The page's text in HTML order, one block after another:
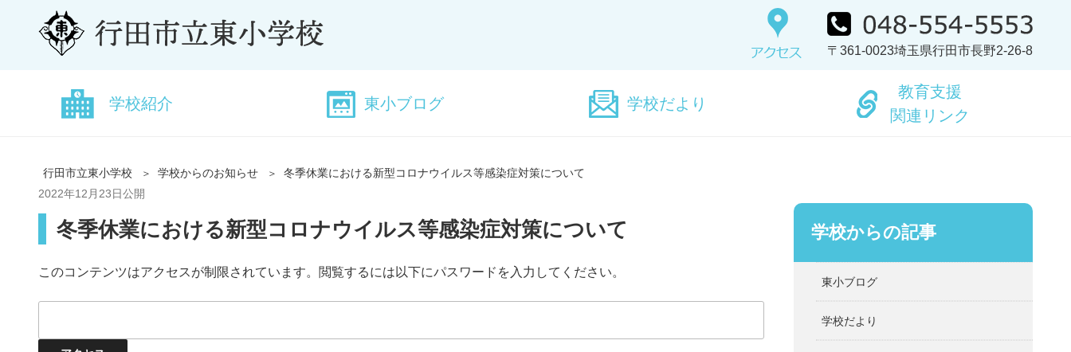
〒361-0023埼玉県行田市長野2-26-8
学校紹介 東小ブログ 学校だより
教育支援
関連リンク
行田市立東小学校 学校からのお知らせ
冬季休業における新型コロナウイルス等感染症対策について
2022年12月23日公開
冬季休業における新型コロナウイルス等感染症対策について
このコンテンツはアクセスが制限されています。閲覧するには以下にパスワードを入力してください。
学校からの記事
東小ブログ
学校だより